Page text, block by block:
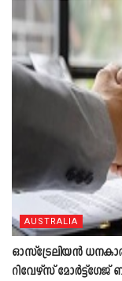
AUSTRALIA
ഓസ്ട്രേലിയൻ ധനകാര്യ
റിവേഴ്സ്